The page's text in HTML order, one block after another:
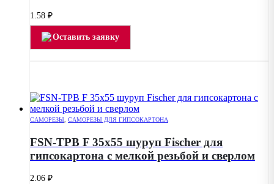
1.58 ₽
Оставить заявку
САМОРЕЗЫ САМОРЕЗЫ ДЛЯ ГИПСОКАРТОНА
FSN-TPB F 35х55 шуруп Fischer для
гипсокартона с мелкой резьбой и сверлом
2.06 ₽